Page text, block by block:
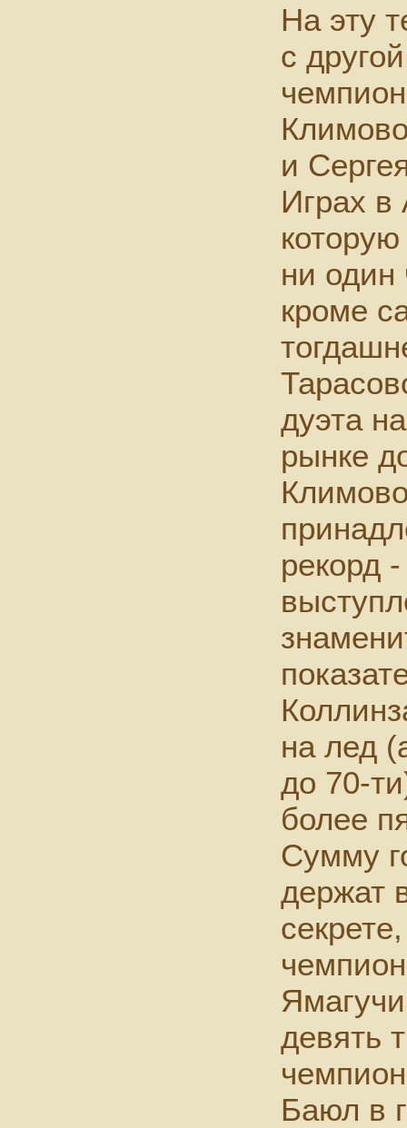
На эту
с
и
Играх в
ни один
кроме
дуэта
рынке
рекорд
на лед
до 70-
более
Сумму
держат
девять
Баюл в